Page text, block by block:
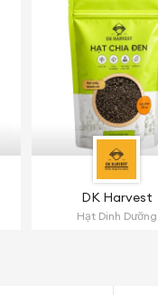
DK Harvest
Hạt Dinh Dưỡng